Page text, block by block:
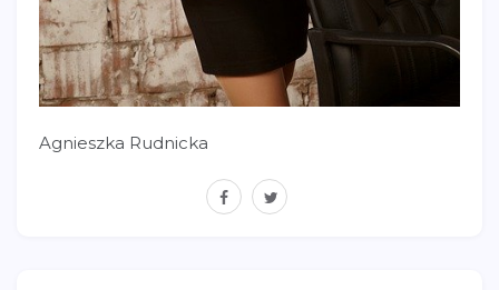
Agnieszka Rudnicka
facebook
twitter